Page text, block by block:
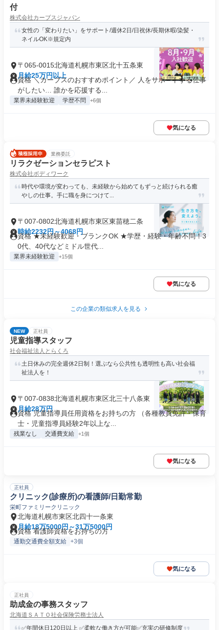
付
株式会社カーブスジャパン
女性の「変わりたい」をサポート/週休2日/日祝休/長期休暇/染髪・
ネイルOK※規定内
〒065-0015北海道札幌市東区北十五条東
月給25万円以上
資格 ＼カーブスのおすすめポイント／ 人をサポートする仕事
がしたい… 誰かを応援する...
業界未経験歓迎 学歴不問 +6個
気になる
業務委託
リラクゼーションセラピスト
株式会社ボディワーク
時代や環境が変わっても、未経験から始めてもずっと続けられる癒
やしの仕事。手に職を身につけて...
〒007-0802北海道札幌市東区東苗穂二条
時給2232円～4068円
資格 ★未経験歓迎・ブランクOK ★学歴・経験・年齢不問！3
0代、40代などミドル世代...
業界未経験歓迎 +15個
気になる
この企業の類似求人を見る
NEW 正社員
児童指導スタッフ
社会福祉法人とらくろ
土日休みの完全週休2日制！選ぶなら公共性も透明性も高い社会福
祉法人を！
〒007-0838北海道札幌市東区北三十八条東
月給28万円
資格 児童指導員任用資格をお持ちの方 （各種教員免許・保育
士・児童指導員経験2年以上な...
残業なし 交通費支給 +1個
気になる
正社員
クリニック(診療所)の看護師/日勤常勤
栄町ファミリークリニック
北海道札幌市東区北四十一条東
月給18万5000円～31万5000円
資格 看護師資格をお持ちの方
通勤交通費全額支給 +3個
気になる
正社員
助成金の事務スタッフ
北海道ＳＡＴＯ社会保険労務士法人
✅年間休日120日以上 ✅柔軟な働き方が可能✅充実の研修制度